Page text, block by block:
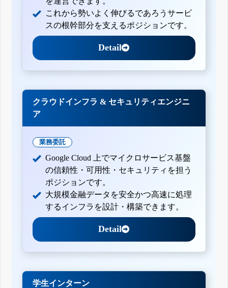
これから勢いよく伸びるであろうサービ
スの根幹部分を支えるポジションです。
Detail
クラウドインフラ & セキュリティエンジニ
ア
業務委託
Google Cloud 上でマイクロサービス基盤
の信頼性・可用性・セキュリティを担う
ポジションです。
大規模金融データを安全かつ高速に処理
するインフラを設計・構築できます。
Detail
学生インターン